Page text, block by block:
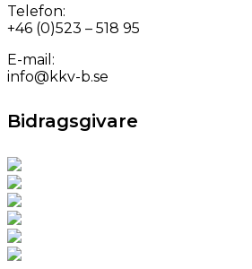
Telefon:
+46 (0)523 – 518 95
E-mail:
info@kkv-b.se
Bidragsgivare